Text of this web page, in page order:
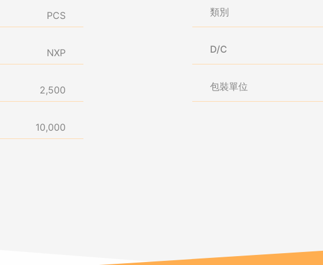
PCS 類別
NXP D/C
2,500 包裝單位
10,000